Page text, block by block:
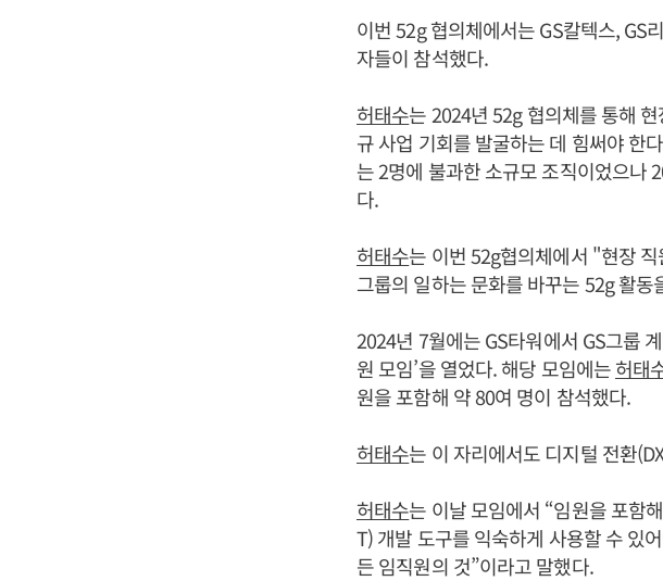
이번 52g 협의체에서는 GS칼텍스, GS
자들이 참석했다.
허태수는 2024년 52g 협의체를 통해
규 사업 기회를 발굴하는 데 힘써야 한
는 2명에 불과한 소규모 조직이었으나
다.
허태수는 이번 52g협의체에서 "현장
그룹의 일하는 문화를 바꾸는 52g 활
2024년 7월에는 GS타워에서 GS그룹
원 모임’을 열었다. 해당 모임에는허태
원을 포함해 약 80여 명이 참석했다.
허태수는 이 자리에서도 디지털 전환
허태수는 이날 모임에서 “임원을 포함
T) 개발 도구를 익숙하게 사용할 수 있
든 임직원의 것”이라고 말했다.